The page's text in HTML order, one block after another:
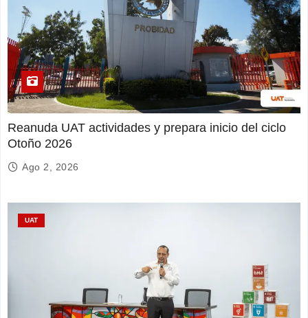
Reanuda UAT actividades y prepara inicio del ciclo
Otoño 2026
Ago 2, 2026
UAT